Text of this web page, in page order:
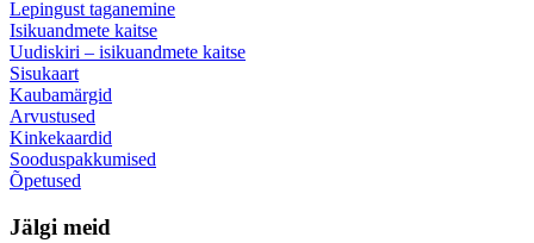
Lepingust taganemine
Isikuandmete kaitse
Uudiskiri – isikuandmete kaitse
Sisukaart
Kaubamärgid
Arvustused
Kinkekaardid
Sooduspakkumised
Õpetused
Jälgi meid